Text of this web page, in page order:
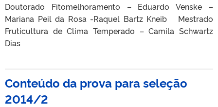
Doutorado Fitomelhoramento – Eduardo Venske –
Mariana Peil da Rosa -Raquel Bartz Kneib Mestrado
Fruticultura de Clima Temperado – Camila Schwartz
Dias
Conteúdo da prova para seleção
2014/2